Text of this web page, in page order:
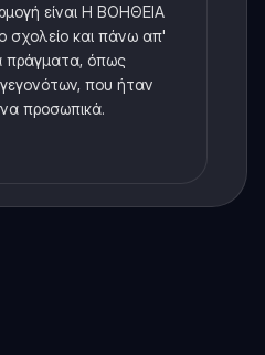
είναι Η ΒΟΗΘΕΙΑ
σχολείο και πάνω απ'
πράγματα, όπως
που ήταν
προσωπικά.